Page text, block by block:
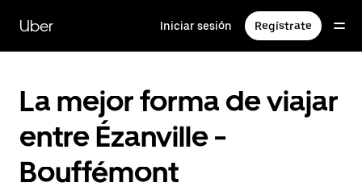
contenido
principal
Uber Iniciar sesión Regístrate
La mejor forma de viajar
entre Ézanville -
Bouffémont